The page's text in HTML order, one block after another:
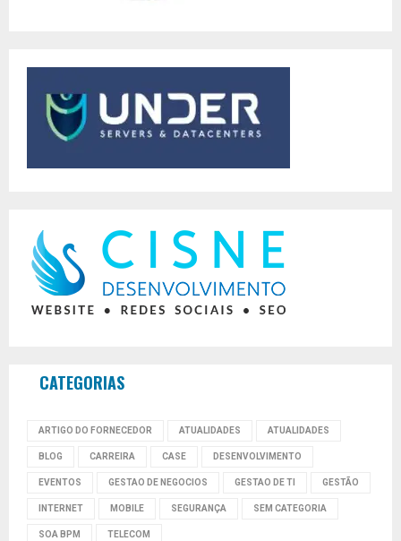
CATEGORIAS
ARTIGO DO FORNECEDOR ATUALIDADES ATUALIDADES
BLOG CARREIRA CASE DESENVOLVIMENTO
EVENTOS GESTAO DE NEGOCIOS GESTAO DE TI GESTÃO
INTERNET MOBILE SEGURANÇA SEM CATEGORIA
SOA BPM TELECOM